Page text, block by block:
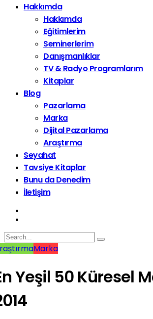
Hakkımda
Hakkımda
Eğitimlerim
Seminerlerim
Danışmanlıklar
TV & Radyo Programlarım
Kitaplar
Blog
Pazarlama
Marka
Dijital Pazarlama
Araştırma
Seyahat
Tavsiye Kitaplar
Bunu da Denedim
İletişim
Marka
Yeşil 50 Küresel